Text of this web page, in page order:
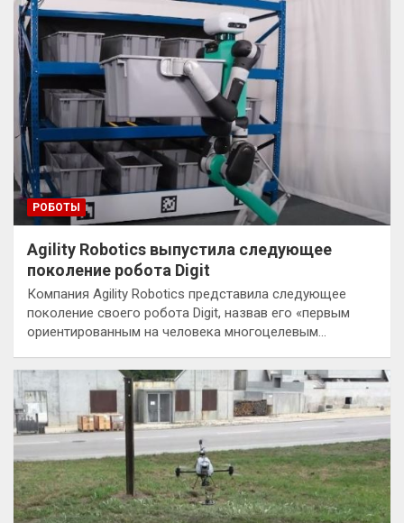
РОБОТЫ
Agility Robotics выпустила следующее
поколение робота Digit
Компания Agility Robotics представила следующее
поколение своего робота Digit, назвав его «первым
ориентированным на человека многоцелевым…